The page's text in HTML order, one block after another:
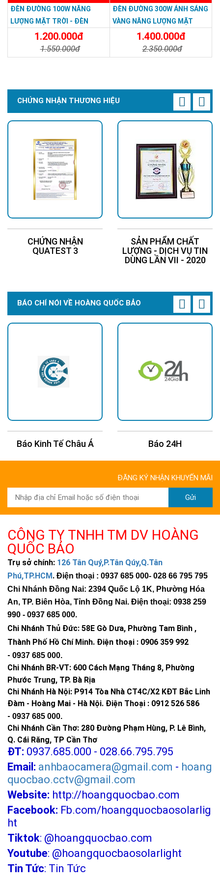
Đèn năng lượng mặt trời DCTIMES đáp ứng các tiêu
CÔNG TY TNHH TM KT HOÀNG QUỐC BẢO
ĐÈN ĐƯỜNG 100W NĂNG
LƯỢNG MẶT TRỜI - ĐÈN
ĐƯỜNG NĂNG LƯỢNG MẶT
TRỜI 100W GIÁ RẺ - Solar
Light 100W
1.200.000đ
1.550.000đ
ĐÈN ĐƯỜNG 300W ÁNH SÁNG
VÀNG NĂNG LƯỢNG MẶT
TRỜI - Solar Light 300W
1.400.000đ
2.350.000đ
CHỨNG NHẬN THƯƠNG HIỆU
CHỨNG NHẬN
QUATEST 3
SẢN PHẨM CHẤT
LƯỢNG - DỊCH VỤ TIN
DÙNG LẦN VII - 2020
BÁO CHÍ NÓI VỀ HOÀNG QUỐC BẢO
Báo 24H Báo Tuổi Trẻ
ĐĂNG KÝ NHẬN KHUYẾN MÃI
Gửi
CÔNG TY TNHH TM DV HOÀNG
QUỐC BẢO
Trụ sở chính: 126 Tân Quý,P.Tân Qúy,Q.Tân
Phú,TP.HCM. Điện thoại : 0937 685 000- 028 66 795 795
Chi Nhánh Đồng Nai: 2394 Quốc Lộ 1K, Phường Hóa
An, TP. Biên Hòa, Tỉnh Đồng Nai. Điện thoại: 0938 259
990 - 0937 685 000.
Chi Nhánh Thủ Đức: 58E Gò Dưa, Phường Tam Bình ,
Thành Phố Hồ Chí Minh. Điện thoại : 0906 359 992
- 0937 685 000.
Chi Nhánh BR-VT: 600 Cách Mạng Tháng 8, Phường
Phước Trung, TP. Bà Rịa
Chi Nhánh Hà Nội: P914 Tòa Nhà CT4C/X2 KĐT Bắc Linh
Đàm - Hoàng Mai - Hà Nội. Điện Thoại : 0912 526 586
- 0937 685 000.
Chi Nhánh Cần Thơ: 280 Đường Phạm Hùng, P. Lê Bình,
Q. Cái Răng, TP Cần Thơ
ĐT: 0937.685.000 - 028.66.795.795
Email: anhbaocamera@gmail.com - hoang
quocbao.cctv@gmail.com
Website: http://hoangquocbao.com
Facebook: Fb.com/hoangquocbaosolarlig
ht
Tiktok: @hoangquocbao.com
Youtube: @hoangquocbaosolarlight
Tin Tức: Tin Tức